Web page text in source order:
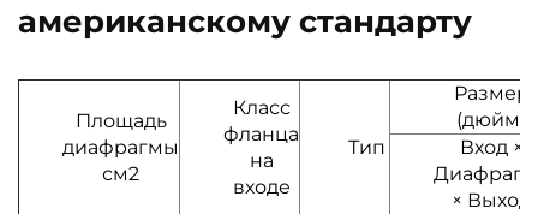
американскому стандарту
Площадь
диафрагмы
см2
Класс
фланца
на
входе
Тип
Размер
(дюйм)
Вход ×
× Выход